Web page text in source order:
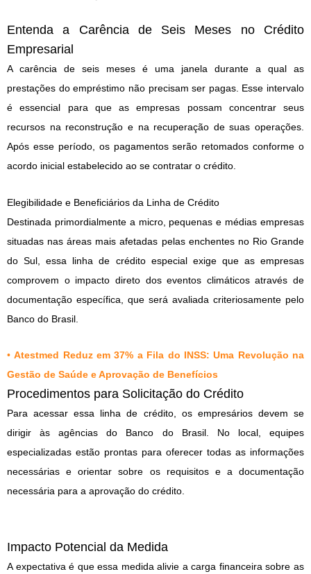
Entenda a Carência de Seis Meses no Crédito
Empresarial
A carência de seis meses é uma janela durante a qual as
prestações do empréstimo não precisam ser pagas. Esse intervalo
é essencial para que as empresas possam concentrar seus
recursos na reconstrução e na recuperação de suas operações.
Após esse período, os pagamentos serão retomados conforme o
acordo inicial estabelecido ao se contratar o crédito.
Elegibilidade e Beneficiários da Linha de Crédito
Destinada primordialmente a micro, pequenas e médias empresas
situadas nas áreas mais afetadas pelas enchentes no Rio Grande
do Sul, essa linha de crédito especial exige que as empresas
comprovem o impacto direto dos eventos climáticos através de
documentação específica, que será avaliada criteriosamente pelo
Banco do Brasil.
•Atestmed Reduz em 37% a Fila do INSS: Uma Revolução na
Gestão de Saúde e Aprovação de Benefícios
Procedimentos para Solicitação do Crédito
Para acessar essa linha de crédito, os empresários devem se
dirigir às agências do Banco do Brasil. No local, equipes
especializadas estão prontas para oferecer todas as informações
necessárias e orientar sobre os requisitos e a documentação
necessária para a aprovação do crédito.
Impacto Potencial da Medida
A expectativa é que essa medida alivie a carga financeira sobre as